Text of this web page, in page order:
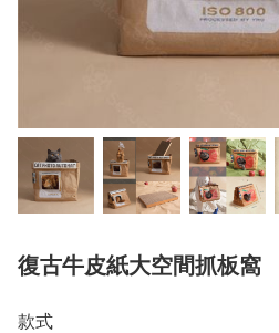
復古牛皮紙大空間抓板窩
款式